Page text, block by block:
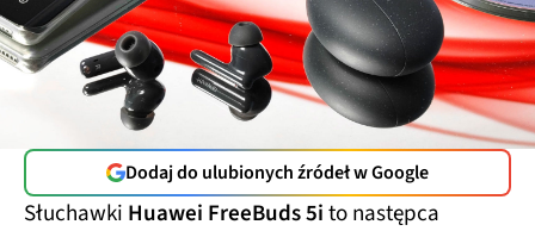
Dodaj do ulubionych źródeł w Google
Słuchawki Huawei FreeBuds 5ito następca